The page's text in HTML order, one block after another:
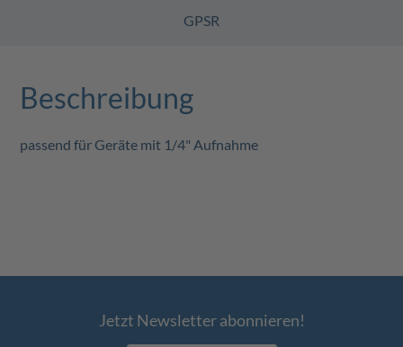
GPSR
Beschreibung
passend für Geräte mit 1/4" Aufnahme
Jetzt Newsletter abonnieren!